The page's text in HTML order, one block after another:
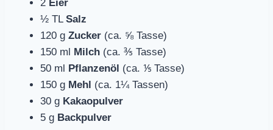
2 Eier
½ TL Salz
120 g Zucker (ca. ⅝ Tasse)
150 ml Milch (ca. ⅗ Tasse)
50 ml Pflanzenöl (ca. ⅕ Tasse)
150 g Mehl (ca. 1¼ Tassen)
30 g Kakaopulver
5 g Backpulver